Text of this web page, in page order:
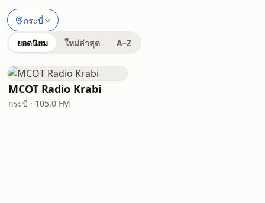
กระบี่
ยอดนิยม ใหม่ล่าสุด A–Z
MCOT Radio Krabi
กระบี่ · 105.0 FM